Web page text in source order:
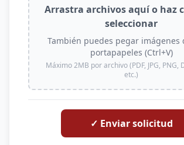
Arrastra archivos aquí o haz
seleccionar
También puedes pegar imágenes
portapapeles (Ctrl+V)
Máximo 2MB por archivo (PDF, JPG, PNG,
etc.)
✓ Enviar solicitud